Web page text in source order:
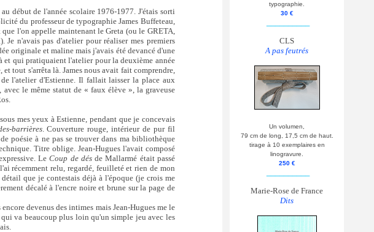
début de l'année scolaire 1976-1977. J'étais sorti
du professeur de typographie James Buffeteau,
l'on appelle maintenant le Greta (ou le GRETA,
n'avais pas d'atelier pour réaliser mes premiers
originale et maline mais j'avais été devancé d'une
qui pratiquaient l'atelier pour la deuxième année
tout s'arrêta là. James nous avait fait comprendre,
l'atelier d'Estienne. Il fallait laisser la place aux
le même statut de « faux élève », la graveuse
mes yeux à Estienne, pendant que je concevais
barrières. Couverture rouge, intérieur de pur fil
poésie à ne pas se trouver dans ma bibliothèque
Titre oblige. Jean-Hugues l'avait composé
LeCoup de désde Mallarmé était passé
récemment relu, regardé, feuilleté et rien de mon
que je contestais déjà à l'époque (je crois me
décalé à l'encre noire et brune sur la page de
devenus des intimes mais Jean-Hugues me le
va beaucoup plus loin qu'un simple jeu avec les
typographie.
30 €
CLS
A pas feutrés
Un volumen,
79 cm de long, 17,5 cm de haut.
tirage à 10 exemplaires en
linogravure.
250 €
Marie-Rose de France
Dits